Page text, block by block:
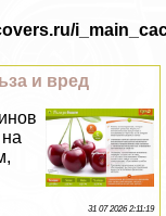
и вред
31 07 2026 2:11:19